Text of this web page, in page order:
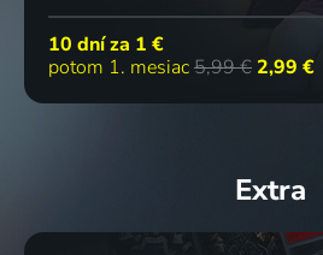
10 dní za 1 €
potom 1. mesiac5,99 € 2,99 €
Extra